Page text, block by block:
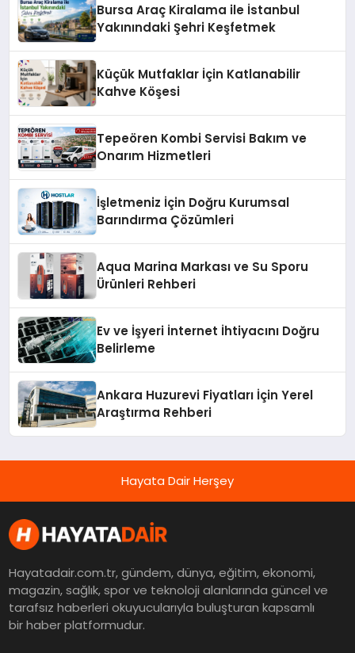
Bursa Araç Kiralama ile İstanbul
Yakınındaki Şehri Keşfetmek
Küçük Mutfaklar İçin Katlanabilir
Kahve Köşesi
Tepeören Kombi Servisi Bakım ve
Onarım Hizmetleri
İşletmeniz İçin Doğru Kurumsal
Barındırma Çözümleri
Aqua Marina Markası ve Su Sporu
Ürünleri Rehberi
Ev ve İşyeri İnternet İhtiyacını Doğru
Belirleme
Ankara Huzurevi Fiyatları İçin Yerel
Araştırma Rehberi
Hayata Dair Herşey
Hayatadair.com.tr, gündem, dünya, eğitim, ekonomi,
magazin, sağlık, spor ve teknoloji alanlarında güncel ve
tarafsız haberleri okuyucularıyla buluşturan kapsamlı
bir haber platformudur.